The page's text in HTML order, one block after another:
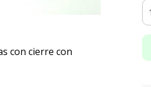
con cierre con